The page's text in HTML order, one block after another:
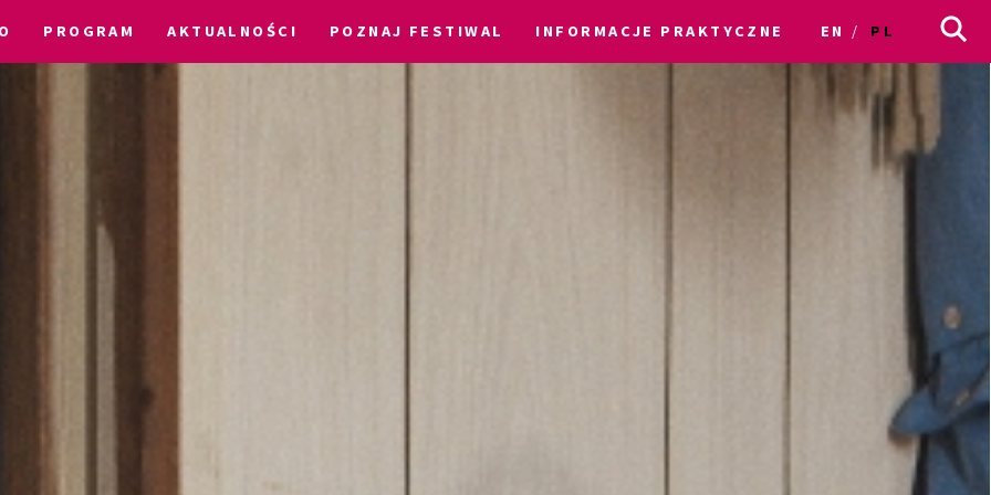
PROGRAM AKTUALNOŚCI POZNAJ FESTIWAL INFORMACJE PRAKTYCZNE EN PL